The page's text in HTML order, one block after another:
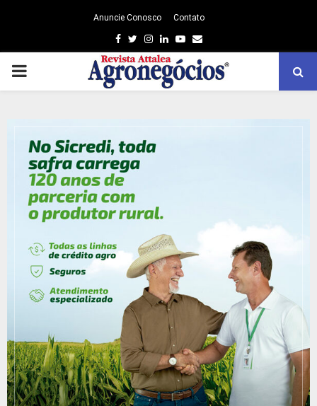
Anuncie Conosco Contato
Facebook
TwitterInstagram
LinkedinYoutube
Email
PRIMARY